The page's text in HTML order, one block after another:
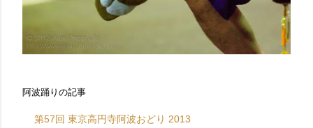
阿波踊りの記事
第57回 東京高円寺阿波おどり 2013